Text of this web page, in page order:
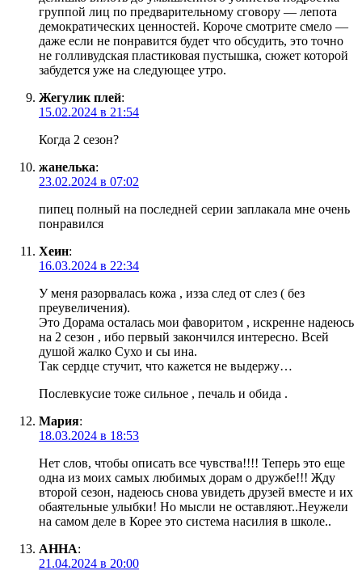
группой лиц по предварительному сговору — лепота
демократических ценностей. Короче смотрите смело —
даже если не понравится будет что обсудить, это точно
не голливудская пластиковая пустышка, сюжет которой
забудется уже на следующее утро.
Жегулик плей:
15.02.2024 в 21:54
Когда 2 сезон?
жанелька:
23.02.2024 в 07:02
пипец полный на последней серии заплакала мне очень
понравился
Хеин:
16.03.2024 в 22:34
У меня разорвалась кожа , изза след от слез ( без
преувеличения).
Это Дорама осталась мои фаворитом , искренне надеюсь
на 2 сезон , ибо первый закончился интересно. Всей
душой жалко Сухо и сы ина.
Так сердце стучит, что кажется не выдержу…
Послевкусие тоже сильное , печаль и обида .
Мария:
18.03.2024 в 18:53
Нет слов, чтобы описать все чувства!!!! Теперь это еще
одна из моих самых любимых дорам о дружбе!!! Жду
второй сезон, надеюсь снова увидеть друзей вместе и их
обаятельные улыбки! Но мысли не оставляют..Неужели
на самом деле в Корее это система насилия в школе..
АННА:
21.04.2024 в 20:00